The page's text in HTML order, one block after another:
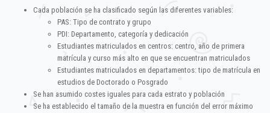
Cada población se ha clasificado según las diferentes variables:
PAS: Tipo de contrato y grupo
PDI: Departamento, categoría y dedicación
Estudiantes matriculados en centros: centro, año de primera
matrícula y curso más alto en que se encuentran matriculados
Estudiantes matriculados en departamentos: tipo de matrícula en
estudios de Doctorado o Posgrado
Se han asumido costes iguales para cada estrato y población
Se ha establecido el tamaño de la muestra en función del error máximo